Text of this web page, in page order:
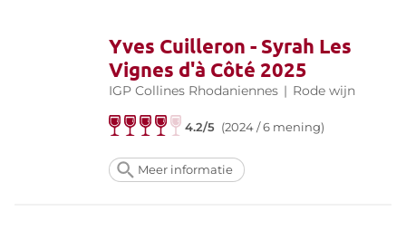
Yves Cuilleron - Syrah Les
Vignes d'à Côté 2025
IGP Collines Rhodaniennes | Rode wijn
4.2/5 (2024 / 6 mening)
Meer informatie